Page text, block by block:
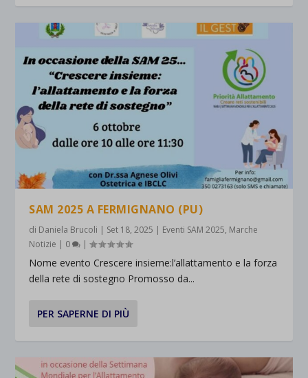
SAM 2025 A FERMIGNANO (PU)
di Daniela Brucoli | Set 18, 2025 | Eventi SAM 2025, Marche
Notizie | 0 |
Nome evento Crescere insieme:l’allattamento e la forza
della rete di sostegno Promosso da...
PER SAPERNE DI PIÙ